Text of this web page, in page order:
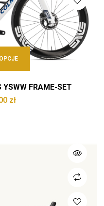
FRAME-SET
zł